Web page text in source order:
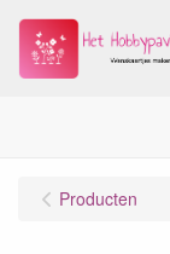
Producten